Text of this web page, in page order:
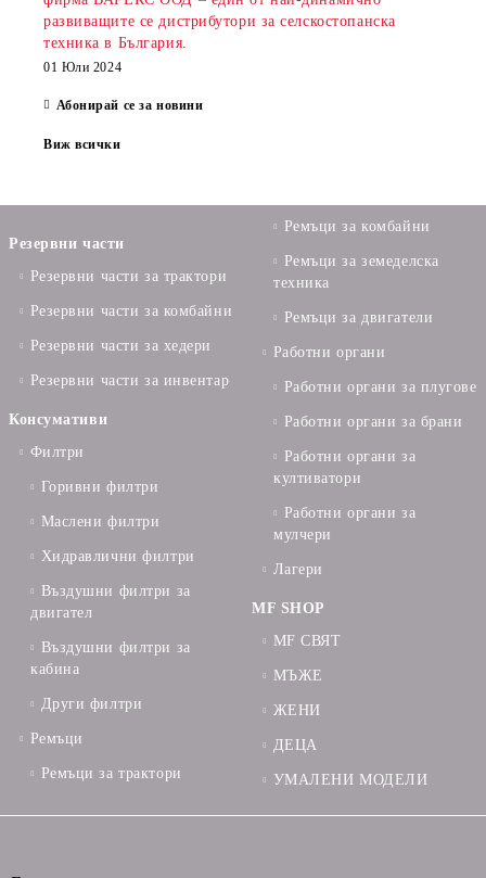
развиващите се дистрибутори за селскостопанска
техника в България.
01 Юли 2024
Абонирай се за новини
Виж всички
Резервни части
Резервни части за трактори
Резервни части за комбайни
Резервни части за хедери
Резервни части за инвентар
Консумативи
Филтри
Горивни филтри
Маслени филтри
Хидравлични филтри
Въздушни филтри за
двигател
Въздушни филтри за
кабина
Други филтри
Ремъци
Ремъци за трактори
Ремъци за комбайни
Ремъци за земеделска
техника
Ремъци за двигатели
Работни органи
Работни органи за плугове
Работни органи за брани
Работни органи за
култиватори
Работни органи за
мулчери
Лагери
MF SHOP
MF СВЯТ
МЪЖЕ
ЖЕНИ
ДЕЦА
УМАЛЕНИ МОДЕЛИ